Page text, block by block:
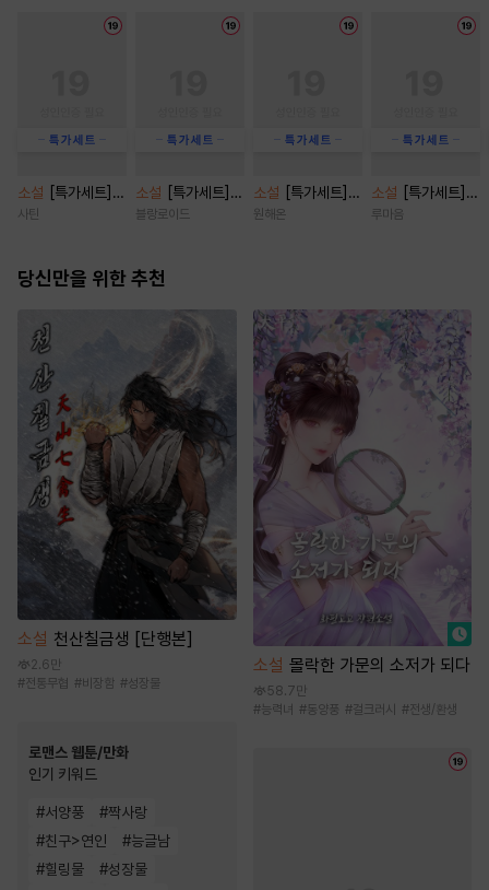
소설
[특가세트]
마이 블러디 발렌
사틴
소설
[특가세트]
[BL] 트루 러브(Tr
블랑로이드
소설
[특가세트]
[BL] 짝사랑 탈곡
원해온
소설
[특가세트]
황제의 침실을 지
루마음
당신만을 위한 추천
소설 천산칠금생 [단행본]
2.6만
#전통무협 #비장함 #성장물
로맨스 웹툰/만화
인기 키워드
#서양풍 #짝사랑
#친구>연인 #능글남
#힐링물 #성장물
소설 몰락한 가문의 소저가 되다
58.7만
#능력녀 #동양풍 #걸크러시 #전생/환생